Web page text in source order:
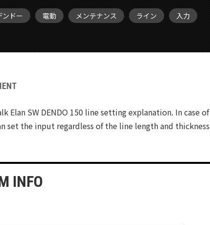
ンドー 電動 メンテナンス ライン 入力
Elan SW DENDO 150 line setting explanation. In
set the input regardless of the line length and
INFO